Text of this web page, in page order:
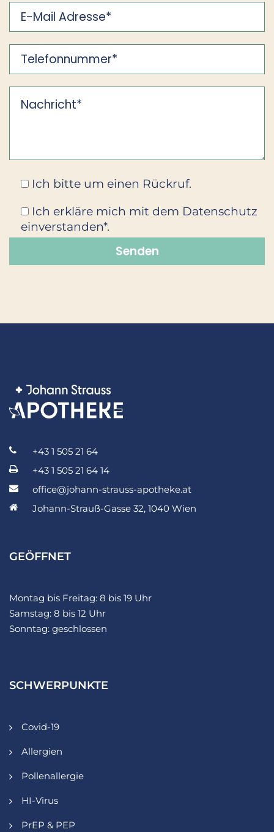
Ich bitte um einen Rückruf.
Ich erkläre mich mit dem Datenschutz
einverstanden*.
+43 1 505 21 64
+43 1 505 21 64 14
office@johann-strauss-apotheke.at
Johann-Strauß-Gasse 32, 1040 Wien
GEÖFFNET
Montag bis Freitag: 8 bis 19 Uhr
Samstag: 8 bis 12 Uhr
Sonntag: geschlossen
SCHWERPUNKTE
Covid-19
Allergien
Pollenallergie
HI-Virus
PrEP & PEP